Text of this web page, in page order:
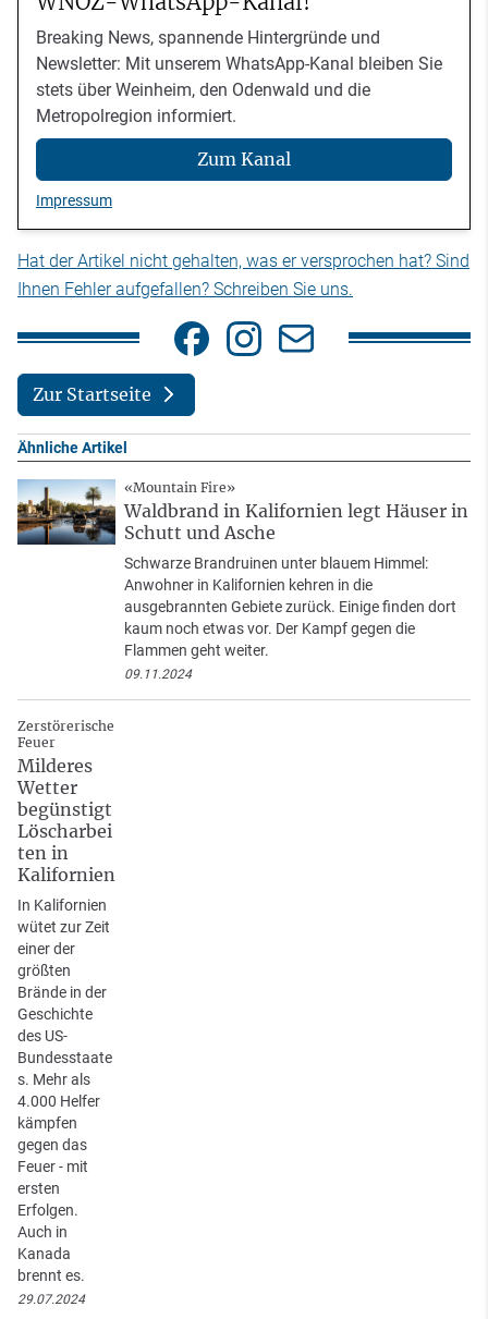
Breaking News, spannende Hintergründe und
Newsletter: Mit unserem WhatsApp-Kanal bleiben Sie
stets über Weinheim, den Odenwald und die
Metropolregion informiert.
Zum Kanal
Impressum
Hat der Artikel nicht gehalten, was er versprochen hat? Sind
Ihnen Fehler aufgefallen? Schreiben Sie uns.
Zur Startseite
Ähnliche Artikel
«Mountain Fire»
Waldbrand in Kalifornien legt Häuser in
Schutt und Asche
Schwarze Brandruinen unter blauem Himmel:
Anwohner in Kalifornien kehren in die
ausgebrannten Gebiete zurück. Einige finden dort
kaum noch etwas vor. Der Kampf gegen die
Flammen geht weiter.
09.11.2024
Zerstörerische
Feuer
Milderes
Wetter
begünstigt
Löscharbei
ten in
Kalifornien
In Kalifornien
wütet zur Zeit
einer der
größten
Brände in der
Geschichte
des US-
Bundesstaate
s. Mehr als
4.000 Helfer
kämpfen
gegen das
Feuer - mit
ersten
Erfolgen.
Auch in
Kanada
brennt es.
29.07.2024